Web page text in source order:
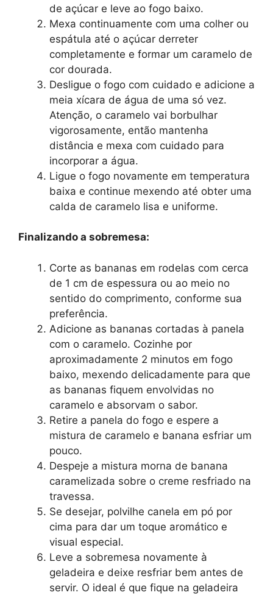
de açúcar e leve ao fogo baixo.
Mexa continuamente com uma colher ou
espátula até o açúcar derreter
completamente e formar um caramelo de
cor dourada.
Desligue o fogo com cuidado e adicione a
meia xícara de água de uma só vez.
Atenção, o caramelo vai borbulhar
vigorosamente, então mantenha
distância e mexa com cuidado para
incorporar a água.
Ligue o fogo novamente em temperatura
baixa e continue mexendo até obter uma
calda de caramelo lisa e uniforme.
Finalizando a sobremesa:
Corte as bananas em rodelas com cerca
de 1 cm de espessura ou ao meio no
sentido do comprimento, conforme sua
preferência.
Adicione as bananas cortadas à panela
com o caramelo. Cozinhe por
aproximadamente 2 minutos em fogo
baixo, mexendo delicadamente para que
as bananas fiquem envolvidas no
caramelo e absorvam o sabor.
Retire a panela do fogo e espere a
mistura de caramelo e banana esfriar um
pouco.
Despeje a mistura morna de banana
caramelizada sobre o creme resfriado na
travessa.
Se desejar, polvilhe canela em pó por
cima para dar um toque aromático e
visual especial.
Leve a sobremesa novamente à
geladeira e deixe resfriar bem antes de
servir. O ideal é que fique na geladeira